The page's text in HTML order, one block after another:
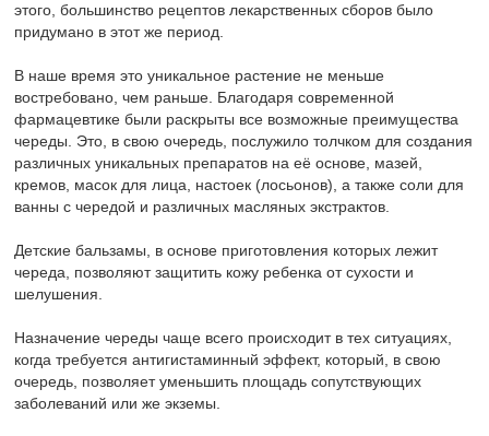
этого, большинство рецептов лекарственных сборов было
придумано в этот же период.
В наше время это уникальное растение не меньше
востребовано, чем раньше. Благодаря современной
фармацевтике были раскрыты все возможные преимущества
череды. Это, в свою очередь, послужило толчком для создания
различных уникальных препаратов на её основе, мазей,
кремов, масок для лица, настоек (лосьонов), а также соли для
ванны с чередой и различных масляных экстрактов.
Детские бальзамы, в основе приготовления которых лежит
череда, позволяют защитить кожу ребенка от сухости и
шелушения.
Назначение череды чаще всего происходит в тех ситуациях,
когда требуется антигистаминный эффект, который, в свою
очередь, позволяет уменьшить площадь сопутствующих
заболеваний или же экземы.